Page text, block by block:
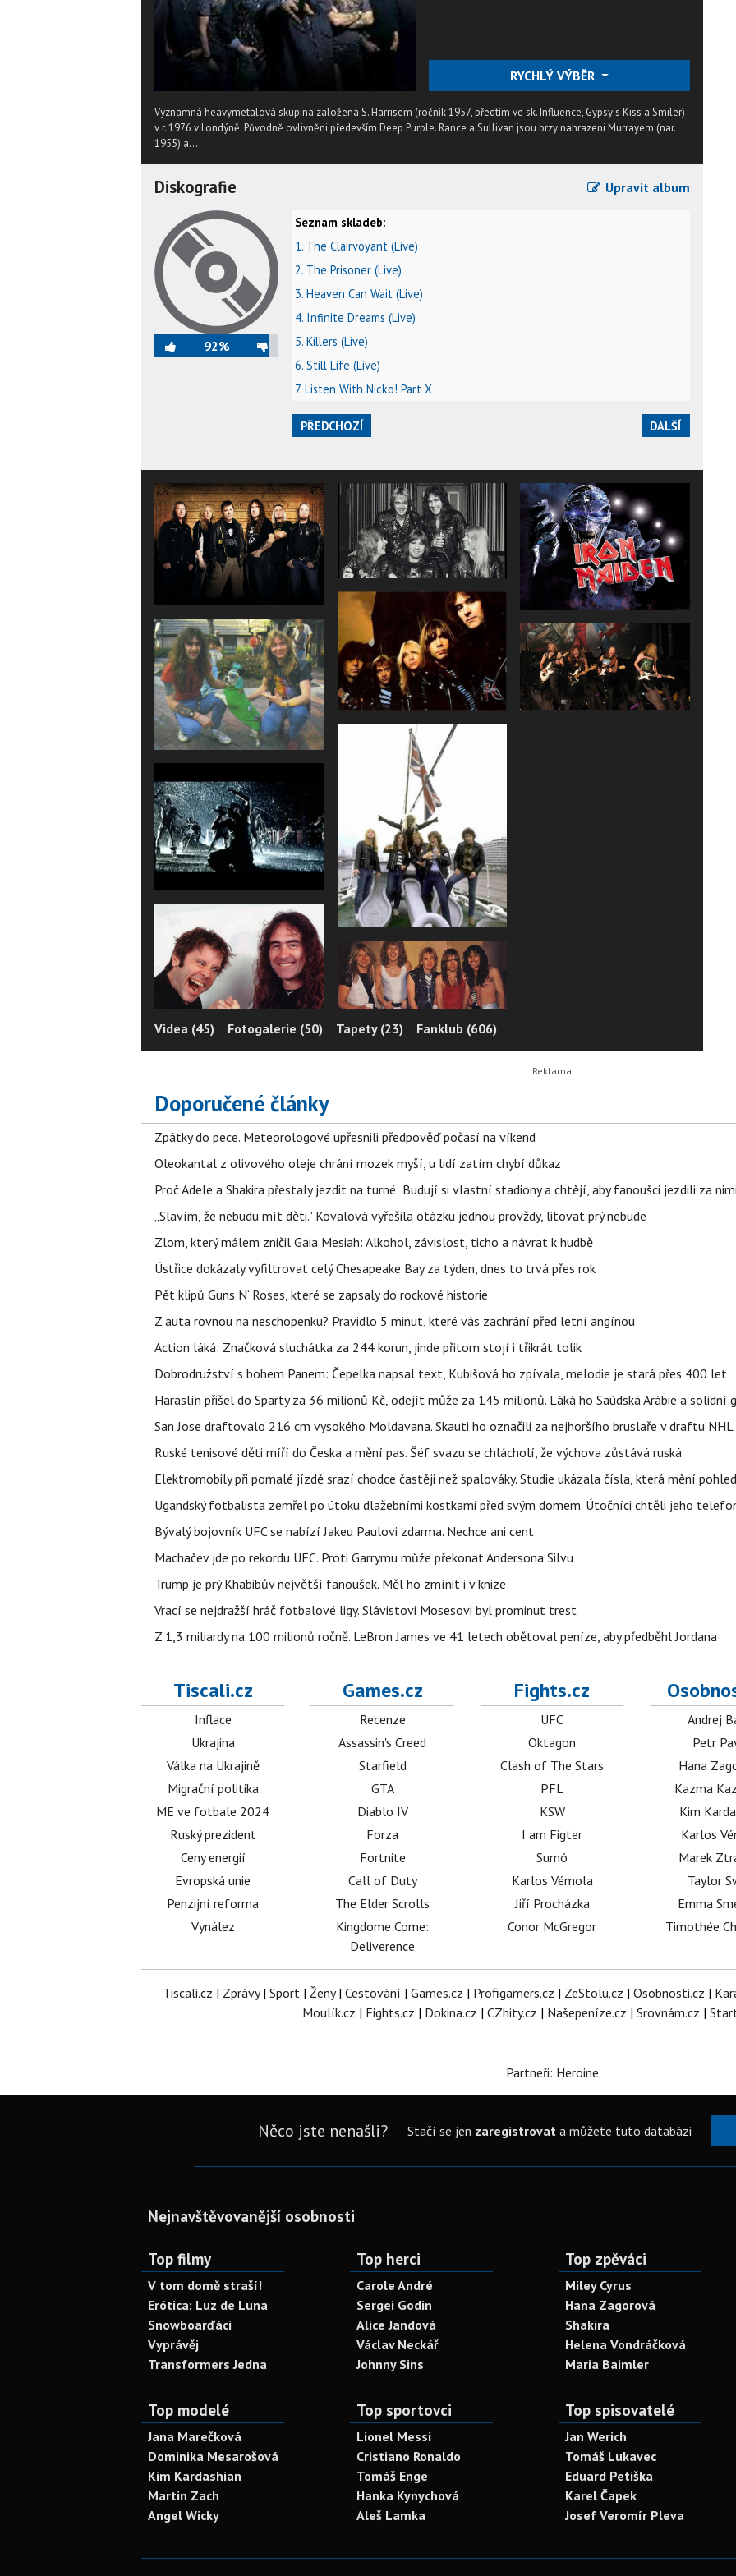
RYCHLÝ VÝBĚR
Významná heavymetalová skupina založená S. Harrisem (ročník 1957, předtím ve sk. Influence, Gypsy´s Kiss a Smiler)
v r. 1976 v Londýně. Původně ovlivněni především Deep Purple. Rance a Sullivan jsou brzy nahrazeni Murrayem (nar.
1955) a...
Diskografie Upravit album
92%
Seznam skladeb:
1. The Clairvoyant (Live)
2. The Prisoner (Live)
3. Heaven Can Wait (Live)
4. Infinite Dreams (Live)
5. Killers (Live)
6. Still Life (Live)
7. Listen With Nicko! Part X
PŘEDCHOZÍ DALŠÍ
Videa (45) Fotogalerie (50) Tapety (23) Fanklub (606)
Doporučené články
Zpátky do pece. Meteorologové upřesnili předpověď počasí na víkend
Oleokantal z olivového oleje chrání mozek myší, u lidí zatím chybí důkaz
Proč Adele a Shakira přestaly jezdit na turné: Budují si vlastní stadiony a chtějí, aby fanoušci jezdili za nimi
„Slavím, že nebudu mít děti." Kovalová vyřešila otázku jednou provždy, litovat prý nebude
Zlom, který málem zničil Gaia Mesiah: Alkohol, závislost, ticho a návrat k hudbě
Ústřice dokázaly vyfiltrovat celý Chesapeake Bay za týden, dnes to trvá přes rok
Pět klipů Guns N‘ Roses, které se zapsaly do rockové historie
Z auta rovnou na neschopenku? Pravidlo 5 minut, které vás zachrání před letní angínou
Action láká: Značková sluchátka za 244 korun, jinde přitom stojí i třikrát tolik
Dobrodružství s bohem Panem: Čepelka napsal text, Kubišová ho zpívala, melodie je stará přes 400 let
Haraslín přišel do Sparty za 36 milionů Kč, odejít může za 145 milionů. Láká ho Saúdská Arábie a solidní
San Jose draftovalo 216 cm vysokého Moldavana. Skauti ho označili za nejhoršího bruslaře v draftu NHL
Ruské tenisové děti míří do Česka a mění pas. Šéf svazu se chlácholí, že výchova zůstává ruská
Elektromobily při pomalé jízdě srazí chodce častěji než spalováky. Studie ukázala čísla, která mění
Ugandský fotbalista zemřel po útoku dlažebními kostkami před svým domem. Útočníci chtěli jeho
Bývalý bojovník UFC se nabízí Jakeu Paulovi zdarma. Nechce ani cent
Machačev jde po rekordu UFC. Proti Garrymu může překonat Andersona Silvu
Trump je prý Khabibův největší fanoušek. Měl ho zmínit i v knize
Vrací se nejdražší hráč fotbalové ligy. Slávistovi Mosesovi byl prominut trest
Z 1,3 miliardy na 100 milionů ročně. LeBron James ve 41 letech obětoval peníze, aby předběhl Jordana
Tiscali.cz
Inflace
Ukrajina
Válka na Ukrajině
Migrační politika
ME ve fotbale 2024
Ruský prezident
Ceny energií
Evropská unie
Penzijní reforma
Vynález
Games.cz
Recenze
Assassin's Creed
Starfield
GTA
Diablo IV
Forza
Fortnite
Call of Duty
The Elder Scrolls
Kingdome Come:
Deliverence
Fights.cz
UFC
Oktagon
Clash of The Stars
PFL
KSW
I am Figter
Sumó
Karlos Vémola
Jiří Procházka
Conor McGregor
Andrej
Petr
Hana
Kazma
Kim
Karlos
Marek
Taylor
Emma
Timothée
Tiscali.cz | Zprávy| Sport| Ženy| Cestování | Games.cz | Profigamers.cz | ZeStolu.cz | Osobnosti.cz |
Moulík.cz | Fights.cz | Dokina.cz | CZhity.cz | Našepeníze.cz | Srovnám.cz |
Partneři: Heroine
Něco jste nenašli? Stačí se jen zaregistrovata můžete tuto databázi
Nejnavštěvovanější osobnosti
Top filmy
V tom domě straší!
Erótica: Luz de Luna
Snowboarďáci
Vyprávěj
Transformers Jedna
Top herci
Carole André
Sergei Godin
Alice Jandová
Václav Neckář
Johnny Sins
Top zpěváci
Miley Cyrus
Hana Zagorová
Shakira
Helena Vondráčková
Maria Baimler
Top modelé
Jana Marečková
Dominika Mesarošová
Kim Kardashian
Martin Zach
Angel Wicky
Top sportovci
Lionel Messi
Cristiano Ronaldo
Tomáš Enge
Hanka Kynychová
Aleš Lamka
Top spisovatelé
Jan Werich
Tomáš Lukavec
Eduard Petiška
Karel Čapek
Josef Veromír Pleva